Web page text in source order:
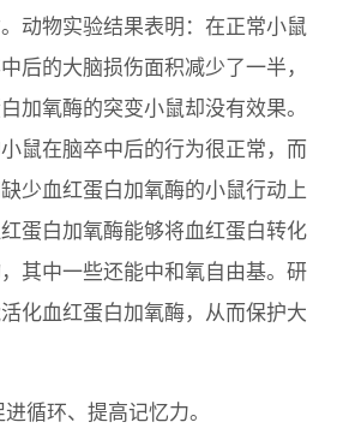
动物实验结果表明：在正常小鼠
后的大脑损伤面积减少了一半，
加氧酶的突变小鼠却没有效果。
鼠在脑卒中后的行为很正常，而
少血红蛋白加氧酶的小鼠行动上
蛋白加氧酶能够将血红蛋白转化
其中一些还能中和氧自由基。研
化血红蛋白加氧酶，从而保护大
循环、提高记忆力。